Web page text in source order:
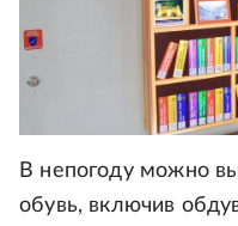
В непогоду можно
обувь, включив